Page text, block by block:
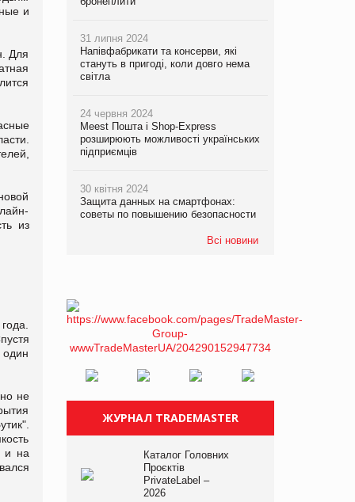
и
Для
из
не
и на
31 липня 2024
Напівфабрикати та консерви, які
стануть в пригоді, коли довго нема
світла
24 червня 2024
Meest Пошта і Shop-Express
розширюють можливості українських
підприємців
30 квітня 2024
Защита данных на смартфонах:
советы по повышению безопасности
Всі новини
ЖУРНАЛ TRADEMASTER
Каталог Головних
Проєктів
PrivateLabel –
2026